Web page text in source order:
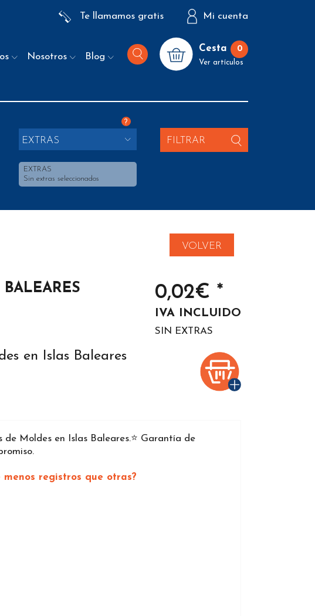
Te llamamos gratis Mi cuenta
Nosotros Blog
Cesta 0
Ver artículos
?
EXTRAS
EXTRAS
Sin extras seleccionados
FILTRAR
VOLVER
0,02€ *
IVA INCLUIDO
SIN EXTRAS
en Islas Baleares
Moldes en Islas Baleares.⭐️ Garantía de
registros que otras?